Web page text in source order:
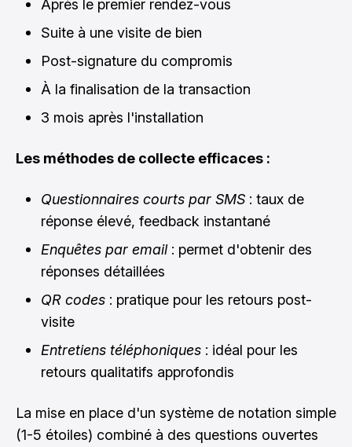
Après le premier rendez-vous
Suite à une visite de bien
Post-signature du compromis
À la finalisation de la transaction
3 mois après l'installation
Les méthodes de collecte efficaces :
Questionnaires courts par SMS : taux de
réponse élevé, feedback instantané
Enquêtes par email: permet d'obtenir des
réponses détaillées
QR codes : pratique pour les retours post-
visite
Entretiens téléphoniques : idéal pour les
retours qualitatifs approfondis
La mise en place d'un système de notation simple
(1-5 étoiles) combiné à des questions ouvertes